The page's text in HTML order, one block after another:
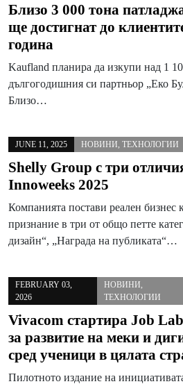
Близо 3 000 тона
ще достигнат до
година
Kaufland планира да изкупи над 1
дългогодишния си партньор „Еко
Близо…
JUNE 11, 2025 НОВИНИ ТЕХНОЛОГИИ
Shelly Group с три
Innoweeks 2025
Компанията постави реален бизнес
признание в три от общо петте
дизайн“, „Награда на публиката“…
FEBRUARY 03,
2026
НОВИНИ
ТЕХНОЛОГИИ
Vivacom стартира Job
за развитие на меки и
сред ученици в цялата
Пилотното издание на